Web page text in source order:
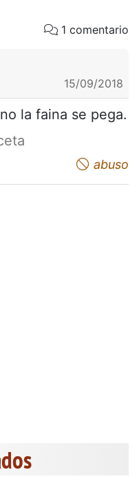
1 comentario
15/09/2018
la faina se pega.
abuso